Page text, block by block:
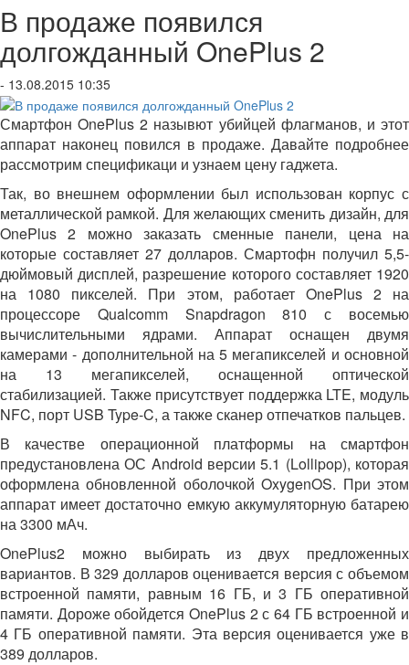
В продаже появился
долгожданный OnePlus 2
- 13.08.2015 10:35
Смартфон OnePlus 2 назывют убийцей флагманов, и этот
аппарат наконец повился в продаже. Давайте подробнее
рассмотрим спецификаци и узнаем цену гаджета.
Так, во внешнем оформлении был использован корпус с
металлической рамкой. Для желающих сменить дизайн, для
OnePlus 2 можно заказать сменные панели, цена на
которые составляет 27 долларов. Смартофн получил 5,5-
дюймовый дисплей, разрешение которого составляет 1920
на 1080 пикселей. При этом, работает OnePlus 2 на
процессоре Qualcomm Snapdragon 810 с восемью
вычислительными ядрами. Аппарат оснащен двумя
камерами - дополнительной на 5 мегапикселей и основной
на 13 мегапикселей, оснащенной оптической
стабилизацией. Также присутствует поддержка LTE, модуль
NFC, порт USB Type-C, а также сканер отпечатков пальцев.
В качестве операционной платформы на смартфон
предустановлена ОС Android версии 5.1 (Lollipop), которая
оформлена обновленной оболочкой OxygenOS. При этом
аппарат имеет достаточно емкую аккумуляторную батарею
на 3300 мАч.
OnePlus2 можно выбирать из двух предложенных
вариантов. В 329 долларов оценивается версия с объемом
встроенной памяти, равным 16 ГБ, и 3 ГБ оперативной
памяти. Дороже обойдется OnePlus 2 с 64 ГБ встроенной и
4 ГБ оперативной памяти. Эта версия оценивается уже в
389 долларов.